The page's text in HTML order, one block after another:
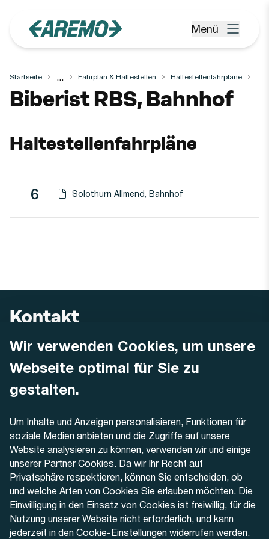
Wir verwenden Cookies, um unsere
Webseite optimal für Sie zu
gestalten.
Um Inhalte und Anzeigen personalisieren, Funktionen für
soziale Medien anbieten und die Zugriffe auf unsere
Website analysieren zu können, verwenden wir und einige
unserer Partner Cookies. Da wir Ihr Recht auf
Privatsphäre respektieren, können Sie entscheiden, ob
und welche Arten von Cookies Sie erlauben möchten. Die
Einwilligung in den Einsatz von Cookies ist freiwillig, für die
Nutzung unserer Website nicht erforderlich, und kann
jederzeit in den Cookie-Einstellungen widerrufen werden.
Menü öffnen
Menü
Startseite ... Fahrplan & Haltestellen Haltestellenfahrpläne
Haltestelle
Biberist RBS, Bahnhof
Haltestellenfahrpläne
Linie Richtung
Linie
6 Haltestellen-PDF herunterladen für
Solothurn Allmend, Bahnhof
(Öffnet in einen neuen Tab oder Fenster)
Kontakt
AREMO
Dornacherstrasse 48
4500 Solothurn
+41 32 622 37 22
Kontaktformular
Aktuell